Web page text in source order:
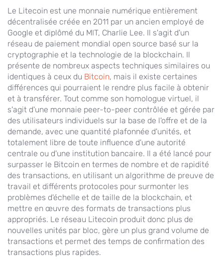
Le Litecoin est une monnaie numérique entièrement
décentralisée créée en 2011 par un ancien employé de
Google et diplômé du MIT, Charlie Lee. Il s'agit d'un
réseau de paiement mondial open source basé sur la
cryptographie et la technologie de la blockchain. Il
présente de nombreux aspects techniques similaires ou
identiques à ceux du Bitcoin, mais il existe certaines
différences qui pourraient le rendre plus facile à obtenir
et à transférer. Tout comme son homologue virtuel, il
s'agit d'une monnaie peer-to-peer contrôlée et gérée par
des utilisateurs individuels sur la base de l'offre et de la
demande, avec une quantité plafonnée d'unités, et
totalement libre de toute influence d'une autorité
centrale ou d'une institution bancaire. Il a été lancé pour
surpasser le Bitcoin en termes de nombre et de rapidité
des transactions, en utilisant un algorithme de preuve de
travail et différents protocoles pour surmonter les
problèmes d'échelle et de taille de la blockchain, et
mettre en œuvre des formats de transactions plus
appropriés. Le réseau Litecoin produit donc plus de
nouvelles unités par bloc, gère un plus grand volume de
transactions et permet des temps de confirmation des
transactions plus rapides.